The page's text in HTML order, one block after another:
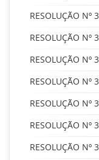
RESOLUÇÃO Nº
RESOLUÇÃO Nº
RESOLUÇÃO Nº
RESOLUÇÃO Nº
RESOLUÇÃO Nº
RESOLUÇÃO Nº
RESOLUÇÃO Nº